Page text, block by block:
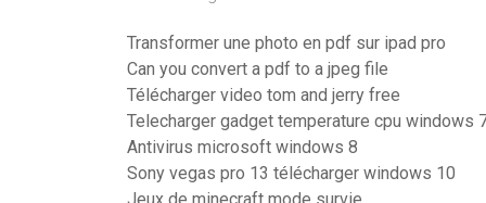
Transformer une photo en pdf sur ipad pro
Can you convert a pdf to a jpeg file
Télécharger video tom and jerry free
Telecharger gadget temperature cpu windows
Antivirus microsoft windows 8
Sony vegas pro 13 télécharger windows 10